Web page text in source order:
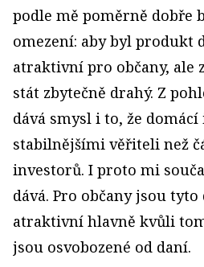
podle mě poměrně dobře
omezení: aby byl produkt
atraktivní pro občany, ale
stát zbytečně drahý. Z
dává smysl i to, že
stabilnějšími věřiteli než
investorů. I proto mi
dává. Pro občany jsou
atraktivní hlavně kvůli
jsou osvobozené od daní.